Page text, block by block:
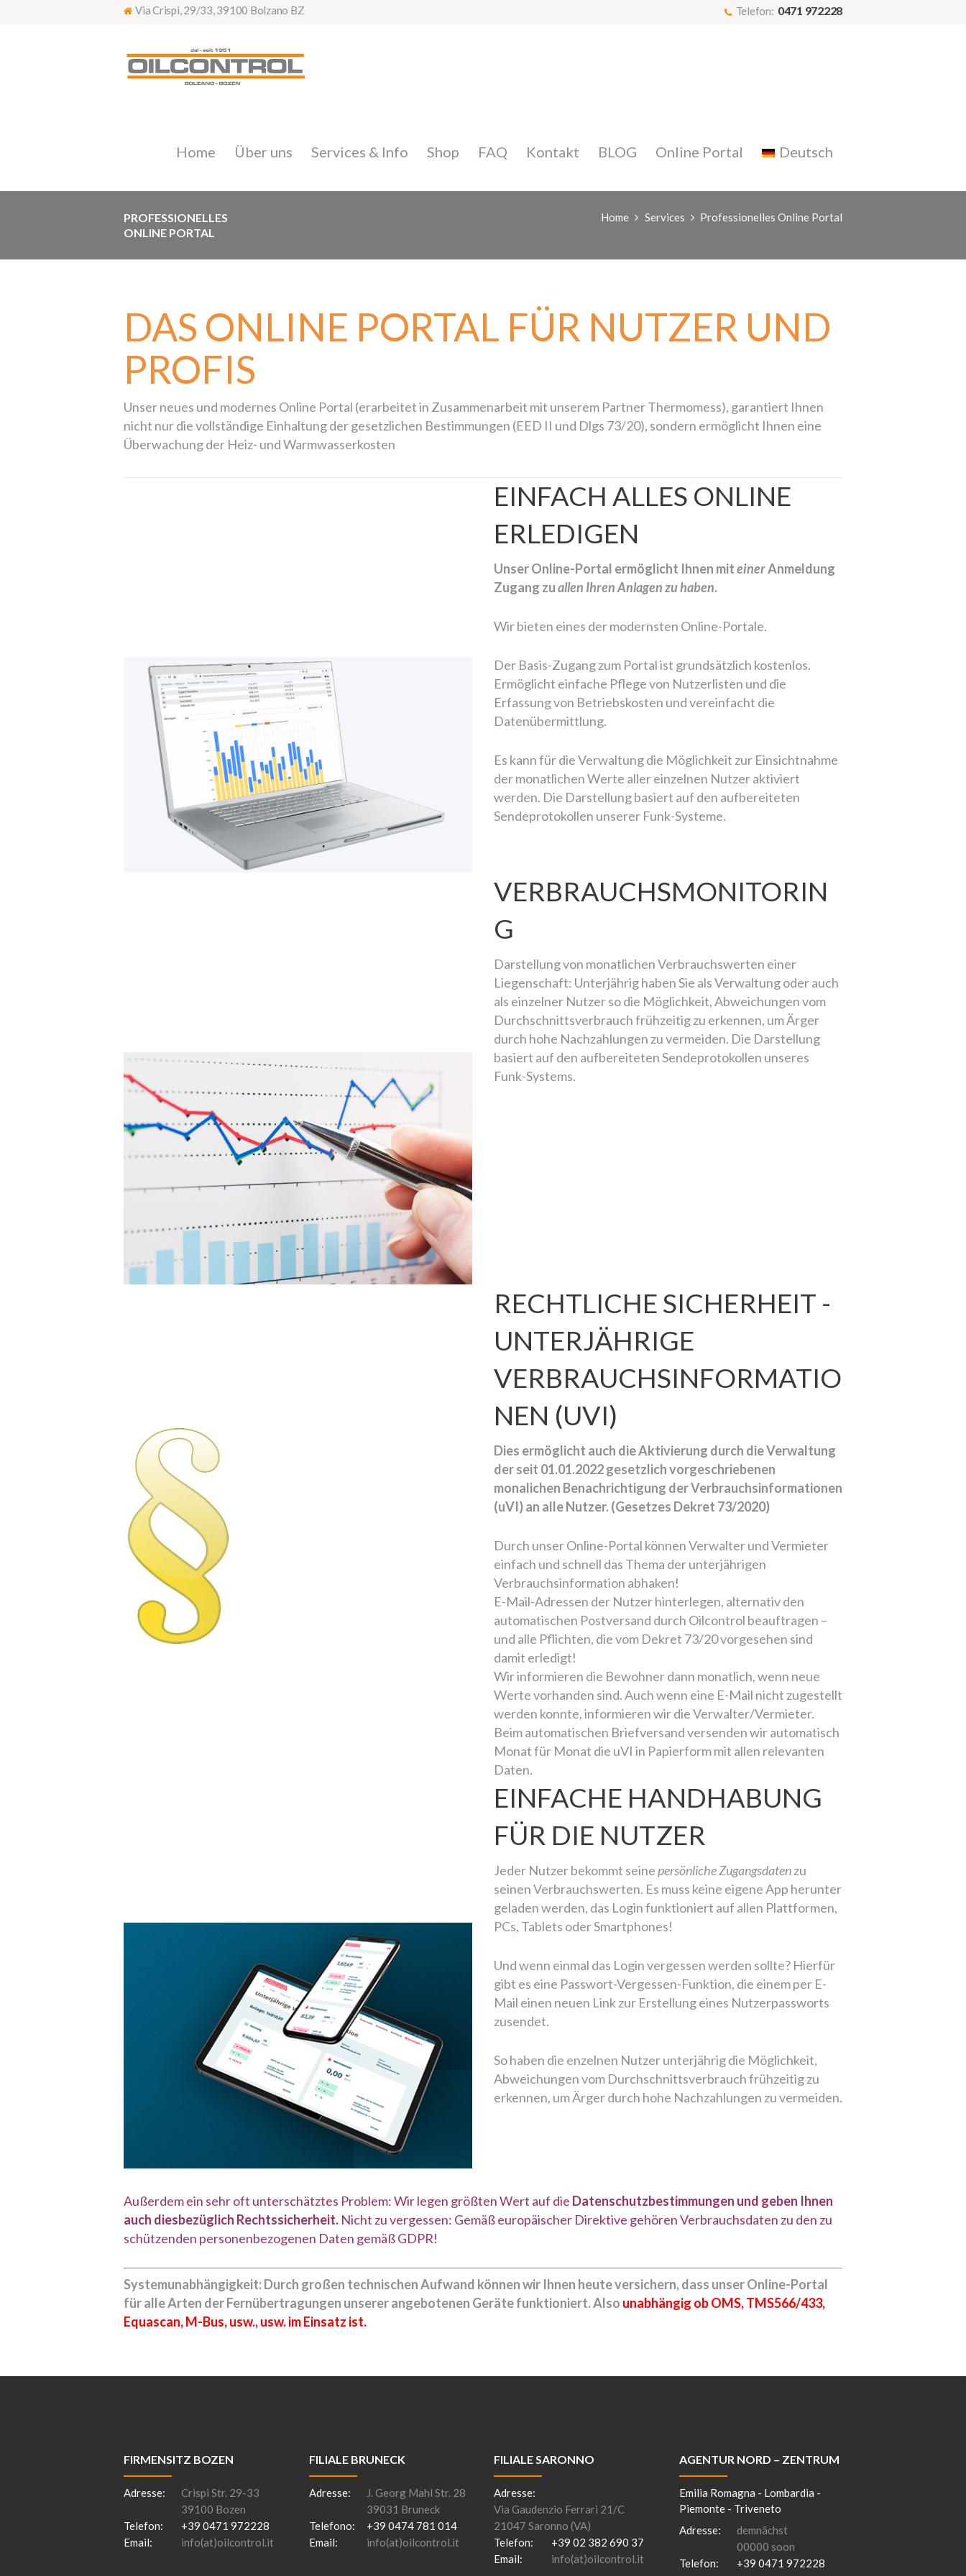
Via Crispi, 29/33, 39100 Bolzano BZ Telefon: 0471 972228
Home Über uns Services & Info Shop FAQ Kontakt BLOG Online Portal Deutsch
PROFESSIONELLES
ONLINE PORTAL
Home Services Professionelles Online Portal
DAS ONLINE PORTAL FÜR NUTZER UND
PROFIS
Unser neues und modernes Online Portal (erarbeitet in Zusammenarbeit mit unserem Partner Thermomess), garantiert Ihnen
nicht nur die vollständige Einhaltung der gesetzlichen Bestimmungen (EED II und Dlgs 73/20), sondern ermöglicht Ihnen eine
Überwachung der Heiz- und Warmwasserkosten
EINFACH ALLES ONLINE
ERLEDIGEN
Unser Online-Portal ermöglicht Ihnen miteinerAnmeldung
Zugang zuallen Ihren Anlagen zu haben.
Wir bieten eines der modernsten Online-Portale.
Der Basis-Zugang zum Portal ist grundsätzlich kostenlos.
Ermöglicht einfache Pflege von Nutzerlisten und die
Erfassung von Betriebskosten und vereinfacht die
Datenübermittlung.
Es kann für die Verwaltung die Möglichkeit zur Einsichtnahme
der monatlichen Werte aller einzelnen Nutzer aktiviert
werden. Die Darstellung basiert auf den aufbereiteten
Sendeprotokollen unserer Funk-Systeme.
VERBRAUCHSMONITORIN
G
Darstellung von monatlichen Verbrauchswerten einer
Liegenschaft: Unterjährig haben Sie als Verwaltung oder auch
als einzelner Nutzer so die Möglichkeit, Abweichungen vom
Durchschnittsverbrauch frühzeitig zu erkennen, um Ärger
durch hohe Nachzahlungen zu vermeiden. Die Darstellung
basiert auf den aufbereiteten Sendeprotokollen unseres
Funk-Systems.
RECHTLICHE SICHERHEIT -
UNTERJÄHRIGE
VERBRAUCHSINFORMATIO
NEN (UVI)
Dies ermöglicht auch die Aktivierung durch die Verwaltung
der seit 01.01.2022 gesetzlich vorgeschriebenen
monalichen Benachrichtigung der Verbrauchsinformationen
(uVI) an alle Nutzer. (Gesetzes Dekret 73/2020)
Durch unser Online-Portal können Verwalter und Vermieter
einfach und schnell das Thema der unterjährigen
Verbrauchsinformation abhaken!
E-Mail-Adressen der Nutzer hinterlegen, alternativ den
automatischen Postversand durch Oilcontrol beauftragen –
und alle Pflichten, die vom Dekret 73/20 vorgesehen sind
damit erledigt!
Wir informieren die Bewohner dann monatlich, wenn neue
Werte vorhanden sind. Auch wenn eine E-Mail nicht zugestellt
werden konnte, informieren wir die Verwalter/Vermieter.
Beim automatischen Briefversand versenden wir automatisch
Monat für Monat die uVI in Papierform mit allen relevanten
Daten.
EINFACHE HANDHABUNG
FÜR DIE NUTZER
Jeder Nutzer bekommt seine persönliche Zugangsdatenzu
seinen Verbrauchswerten. Es muss keine eigene App herunter
geladen werden, das Login funktioniert auf allen Plattformen,
PCs, Tablets oder Smartphones!
Und wenn einmal das Login vergessen werden sollte? Hierfür
gibt es eine Passwort-Vergessen-Funktion, die einem per E-
Mail einen neuen Link zur Erstellung eines Nutzerpassworts
zusendet.
So haben die enzelnen Nutzer unterjährig die Möglichkeit,
Abweichungen vom Durchschnittsverbrauch frühzeitig zu
erkennen, um Ärger durch hohe Nachzahlungen zu vermeiden.
Außerdem ein sehr oft unterschätztes Problem: Wir legen größten Wert auf die Datenschutzbestimmungen und geben Ihnen
auch diesbezüglich Rechtssicherheit. Nicht zu vergessen: Gemäß europäischer Direktive gehören Verbrauchsdaten zu den zu
schützenden personenbezogenen Daten gemäß GDPR!
Systemunabhängigkeit: Durch großen technischen Aufwand können wir Ihnen heute versichern, dass unser Online-Portal
für alle Arten der Fernübertragungen unserer angebotenen Geräte funktioniert. Also unabhängig ob OMS, TMS566/433,
Equascan, M-Bus, usw., usw. im Einsatz ist.
FIRMENSITZ BOZEN
Adresse:
Crispi Str. 29-33
39100 Bozen
Telefon:
+39 0471 972228
Email:
info(at)oilcontrol.it
FILIALE BRUNECK
Adresse:
J. Georg Mahl Str. 28
39031 Bruneck
Telefono:
+39 0474 781 014
Email:
info(at)oilcontrol.it
FILIALE SARONNO
Adresse:
Via Gaudenzio Ferrari 21/C
21047 Saronno (VA)
Telefon:
+39 02 382 690 37
Email:
info(at)oilcontrol.it
AGENTUR NORD – ZENTRUM
Emilia Romagna - Lombardia -
Piemonte - Triveneto
Adresse:
demnächst
00000 soon
Telefon:
+39 0471 972228